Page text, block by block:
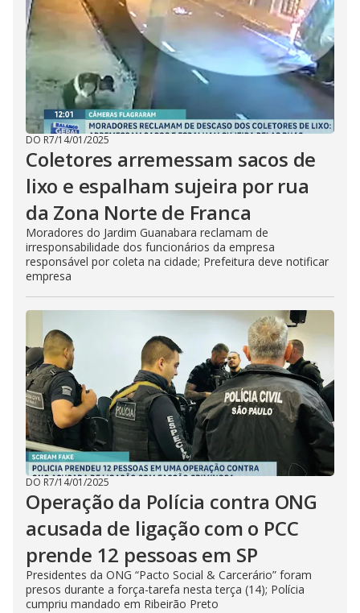
DO R7/14/01/2025
Coletores arremessam sacos de
lixo e espalham sujeira por rua
da Zona Norte de Franca
Moradores do Jardim Guanabara reclamam de
irresponsabilidade dos funcionários da empresa
responsável por coleta na cidade; Prefeitura deve notificar
empresa
DO R7/14/01/2025
Operação da Polícia contra ONG
acusada de ligação com o PCC
prende 12 pessoas em SP
Presidentes da ONG “Pacto Social & Carcerário” foram
presos durante a força-tarefa nesta terça (14); Polícia
cumpriu mandado em Ribeirão Preto